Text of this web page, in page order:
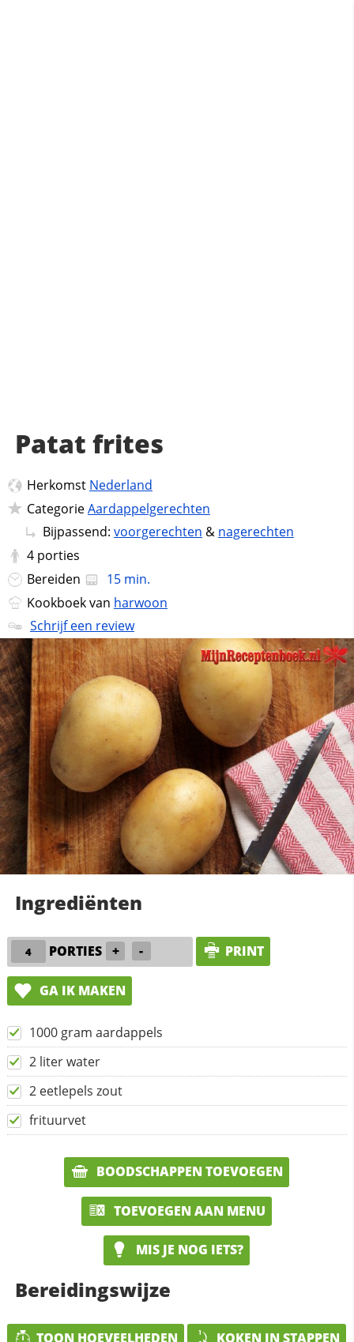
Patat frites
Herkomst Nederland
CategorieAardappelgerechten
Bijpassend: voorgerechten & nagerechten
4 porties
Bereiden
15 min.
Kookboek van harwoon
Schrijf een review
Ingrediënten
PORTIES + - PRINT
GA IK MAKEN
1000 gram aardappels
2 liter water
2 eetlepels zout
frituurvet
BOODSCHAPPEN TOEVOEGEN
TOEVOEGEN AAN MENU
MIS JE NOG IETS?
Bereidingswijze
TOON HOEVEELHEDEN KOKEN IN STAPPEN